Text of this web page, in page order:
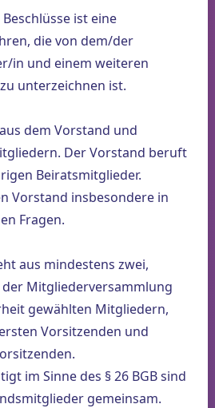
ist eine
die von dem/der
in und einem weiteren
unterzeichnen ist.
dem Vorstand und
Der Vorstand beruft
Beiratsmitglieder.
Vorstand insbesondere in
Fragen.
aus mindestens zwei,
Mitgliederversammlung
gewählten Mitgliedern,
Vorsitzenden und
im Sinne des § 26 BGB sind
gemeinsam.